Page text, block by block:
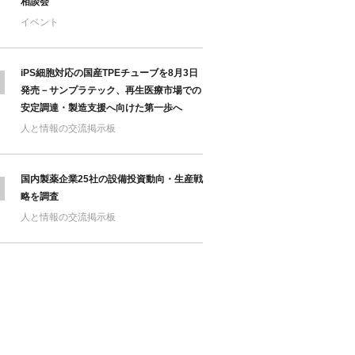
イベント
iPS細胞対応の国産TPEチューブを8月3日
発売－サンプラテック、再生医療市場での
安定調達・製造支援へ向けた第一歩へ
人と情報の交流掲示板
国内製薬企業25社の設備投資動向・生産戦
略を調査
人と情報の交流掲示板